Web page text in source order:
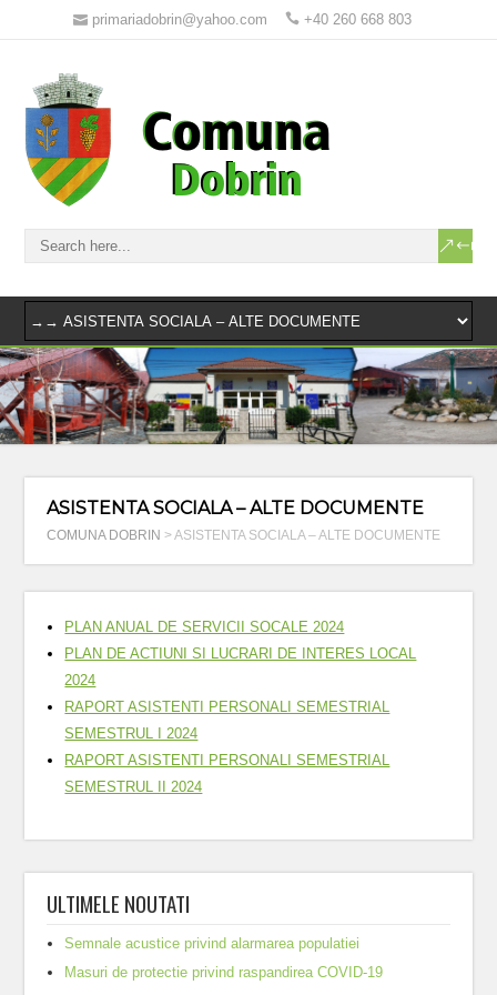
primariadobrin@yahoo.com +40 260 668 803
ASISTENTA SOCIALA – ALTE DOCUMENTE
COMUNA DOBRIN >ASISTENTA SOCIALA – ALTE DOCUMENTE
PLAN ANUAL DE SERVICII SOCALE 2024
PLAN DE ACTIUNI SI LUCRARI DE INTERES LOCAL
2024
RAPORT ASISTENTI PERSONALI SEMESTRIAL
SEMESTRUL I 2024
RAPORT ASISTENTI PERSONALI SEMESTRIAL
SEMESTRUL II 2024
ULTIMELE NOUTATI
Semnale acustice privind alarmarea populatiei
Masuri de protectie privind raspandirea COVID-19